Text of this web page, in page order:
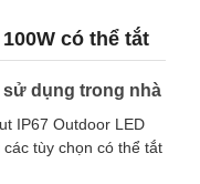
có thể tắt
dụng trong nhà
IP67 Outdoor LED
tùy chọn có thể tắt